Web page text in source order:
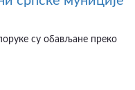
су обављане преко